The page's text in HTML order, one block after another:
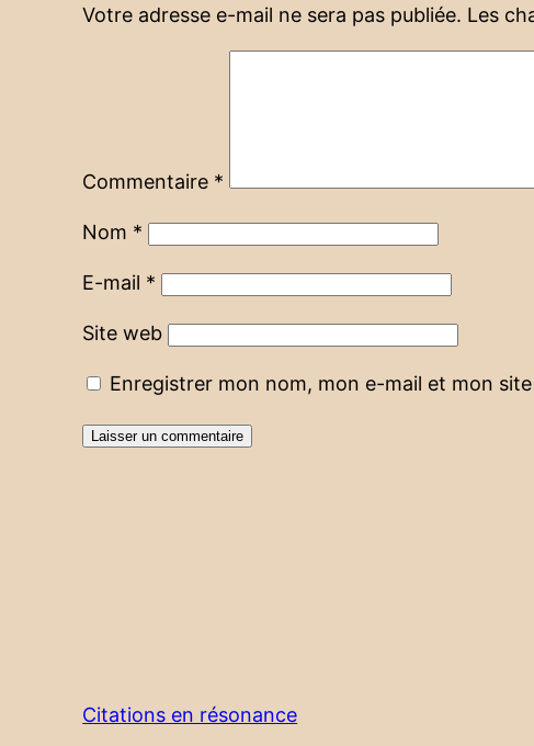
Votre adresse e-mail ne sera pas publiée. Les
Commentaire *
Nom *
E-mail *
Site web
Enregistrer mon nom, mon e-mail et mon
Citations en résonance